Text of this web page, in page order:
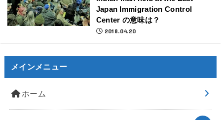
Japan Immigration Control
Center の意味は？
2018.04.20
メインメニュー
ホーム